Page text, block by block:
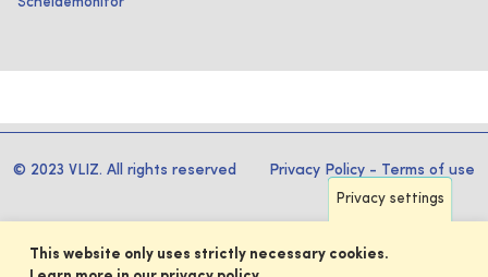
© 2023 VLIZ. All rights reserved Privacy Policy - Terms of use
Privacy settings
This website only uses strictly necessary cookies.